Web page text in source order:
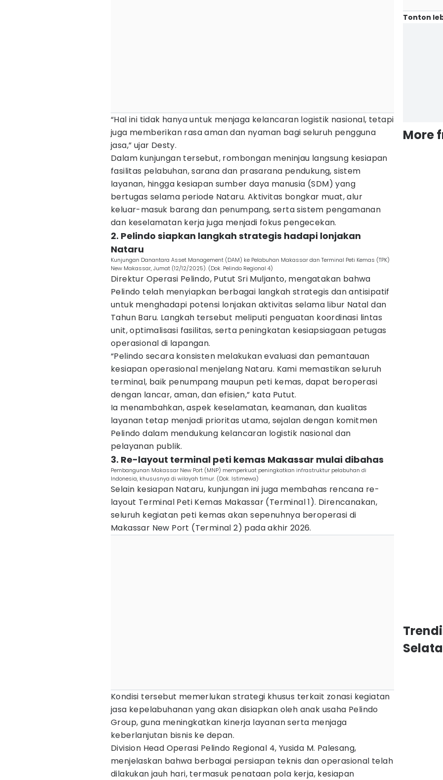
“Hal ini tidak hanya untuk menjaga kelancaran logistik nasional, tetapi
juga memberikan rasa aman dan nyaman bagi seluruh pengguna
jasa,” ujar Desty.
Dalam kunjungan tersebut, rombongan meninjau langsung kesiapan
fasilitas pelabuhan, sarana dan prasarana pendukung, sistem
layanan, hingga kesiapan sumber daya manusia (SDM) yang
bertugas selama periode Nataru. Aktivitas bongkar muat, alur
keluar-masuk barang dan penumpang, serta sistem pengamanan
dan keselamatan kerja juga menjadi fokus pengecekan.
2. Pelindo siapkan langkah strategis hadapi lonjakan
Nataru
Kunjungan Danantara Asset Management (DAM) ke Pelabuhan Makassar dan Terminal Peti Kemas (TPK)
New Makassar, Jumat (12/12/2025). (Dok. Pelindo Regional 4)
Direktur Operasi Pelindo, Putut Sri Muljanto, mengatakan bahwa
Pelindo telah menyiapkan berbagai langkah strategis dan antisipatif
untuk menghadapi potensi lonjakan aktivitas selama libur Natal dan
Tahun Baru. Langkah tersebut meliputi penguatan koordinasi lintas
unit, optimalisasi fasilitas, serta peningkatan kesiapsiagaan petugas
operasional di lapangan.
“Pelindo secara konsisten melakukan evaluasi dan pemantauan
kesiapan operasional menjelang Nataru. Kami memastikan seluruh
terminal, baik penumpang maupun peti kemas, dapat beroperasi
dengan lancar, aman, dan efisien,” kata Putut.
Ia menambahkan, aspek keselamatan, keamanan, dan kualitas
layanan tetap menjadi prioritas utama, sejalan dengan komitmen
Pelindo dalam mendukung kelancaran logistik nasional dan
pelayanan publik.
3. Re-layout terminal peti kemas Makassar mulai dibahas
Pembangunan Makassar New Port (MNP) memperkuat peningkatkan infrastruktur pelabuhan di
Indonesia, khususnya di wilayah timur. (Dok. Istimewa)
Selain kesiapan Nataru, kunjungan ini juga membahas rencana re-
layout Terminal Peti Kemas Makassar (Terminal 1). Direncanakan,
seluruh kegiatan peti kemas akan sepenuhnya beroperasi di
Makassar New Port (Terminal 2) pada akhir 2026.
Kondisi tersebut memerlukan strategi khusus terkait zonasi kegiatan
jasa kepelabuhanan yang akan disiapkan oleh anak usaha Pelindo
Group, guna meningkatkan kinerja layanan serta menjaga
keberlanjutan bisnis ke depan.
Division Head Operasi Pelindo Regional 4, Yusida M. Palesang,
menjelaskan bahwa berbagai persiapan teknis dan operasional telah
dilakukan jauh hari, termasuk penataan pola kerja, kesiapan
Tonton
More